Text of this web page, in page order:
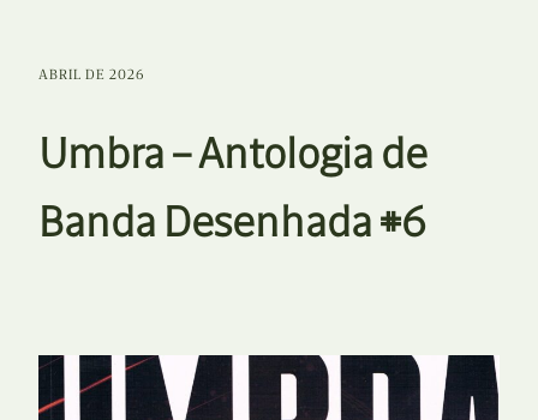
ABRIL DE 2026
Umbra – Antologia de
Banda Desenhada #6